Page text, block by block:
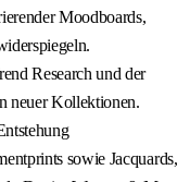
Moodboards,
Research und der
neuer Kollektionen.
sowie Jacquards,